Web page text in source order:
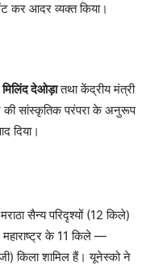
कर आदर व्यक्त किया।
मिलिंद देओड़ातथा केंद्रीय मंत्री
की सांस्कृतिक परंपरा के अनुरूप
दिया।
सैन्य परिदृश्यों (12 किले)
महाराष्ट्र के 11 किले —
किला शामिल हैं। यूनेस्को ने